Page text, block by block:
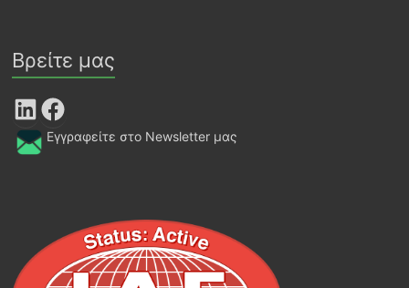
Βρείτε μας
LinkedIn Facebook
Εγγραφείτε στο Newsletter μας